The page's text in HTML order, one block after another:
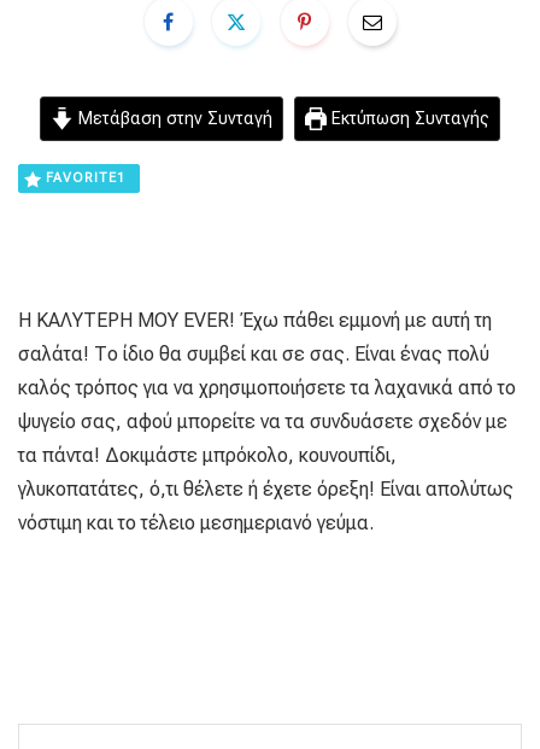
Μετάβαση στην Συνταγή Εκτύπωση Συνταγής
FAVORITE1
Η ΚΑΛΥΤΕΡΗ ΜΟΥ EVER! Έχω πάθει εμμονή με αυτή τη
σαλάτα! Το ίδιο θα συμβεί και σε σας. Είναι ένας πολύ
καλός τρόπος για να χρησιμοποιήσετε τα λαχανικά από το
ψυγείο σας, αφού μπορείτε να τα συνδυάσετε σχεδόν με
τα πάντα! Δοκιμάστε μπρόκολο, κουνουπίδι,
γλυκοπατάτες, ό,τι θέλετε ή έχετε όρεξη! Είναι απολύτως
νόστιμη και το τέλειο μεσημεριανό γεύμα.